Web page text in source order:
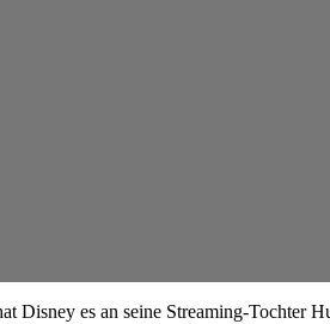
Disney es an seine Streaming-Tochter